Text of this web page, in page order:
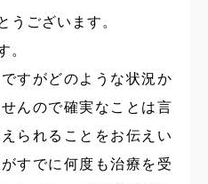
うございます。
。
すがどのような状況か
んので確実なことは言
られることをお伝えい
すでに何度も治療を受